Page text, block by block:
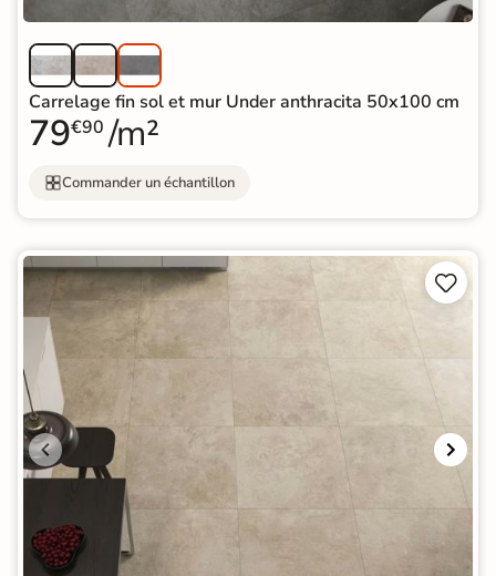
Carrelage fin sol et mur Under anthracita 50x100 cm
79€90 /m²
Commander un échantillon

